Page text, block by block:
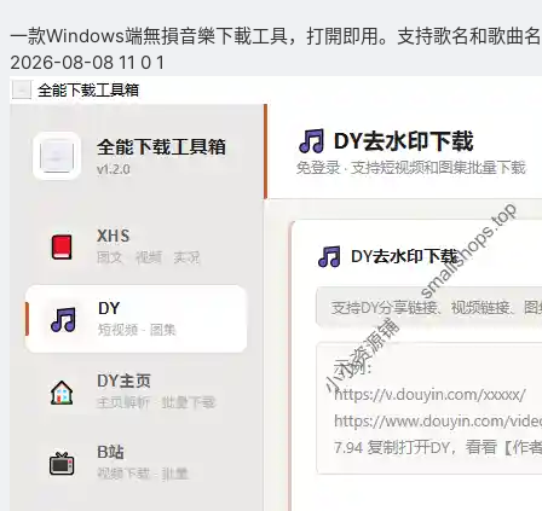
一款Windows端無損音樂下載工具，打開即用。支持歌名和歌曲
2026-08-08 11 0 1